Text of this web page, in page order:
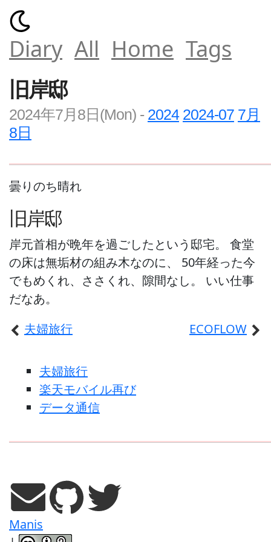
Diary All Home Tags
旧岸邸
2024年7月8日(Mon) - 2024 2024-07 7月
8日
曇りのち晴れ
旧岸邸
岸元首相が晩年を過ごしたという邸宅。 食堂
の床は無垢材の組み木なのに、 50年経った今
でもめくれ、ささくれ、隙間なし。 いい仕事
だなあ。
夫婦旅行
ECOFLOW
夫婦旅行
楽天モバイル再び
データ通信
Manis